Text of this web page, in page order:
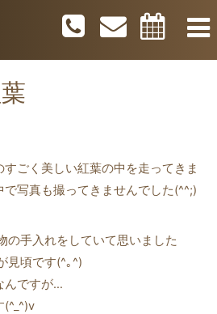
ごく美しい紅葉の中を走ってきま
で写真も撮ってきませんでした(^^;)
の手入れをしていて思いました
見頃です(^｡^)
んですが…
(^_^)v